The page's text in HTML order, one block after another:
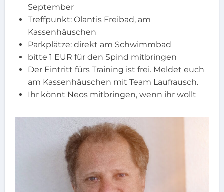
September
Treffpunkt: Olantis Freibad, am
Kassenhäuschen
Parkplätze: direkt am Schwimmbad
bitte 1 EUR für den Spind mitbringen
Der Eintritt fürs Training ist frei. Meldet euch
am Kassenhäuschen mit Team Laufrausch.
Ihr könnt Neos mitbringen, wenn ihr wollt